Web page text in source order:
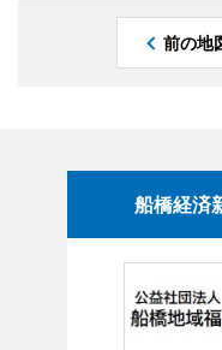
前の地
船橋経済